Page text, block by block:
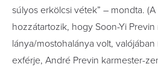
súlyos erkölcsi vétek” – mondta.
hozzátartozik, hogy Soon-Yi
lánya/mostohalánya volt,
exférje, André Previn karmester-